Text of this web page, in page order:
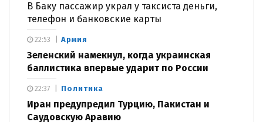
В Баку пассажир украл у таксиста деньги,
телефон и банковские карты
Армия
Зеленский намекнул, когда украинская
баллистика впервые ударит по России
22:53
Политика
Иран предупредил Турцию, Пакистан и
Саудовскую Аравию
22:37